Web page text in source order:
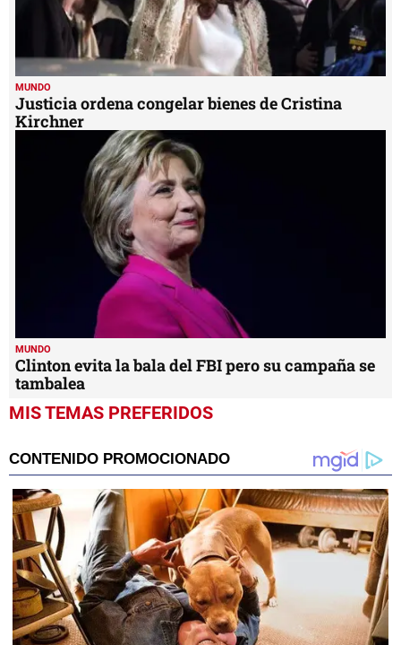
MUNDO
Justicia ordena congelar bienes de Cristina
Kirchner
MUNDO
Clinton evita la bala del FBI pero su campaña se
tambalea
MIS TEMAS PREFERIDOS